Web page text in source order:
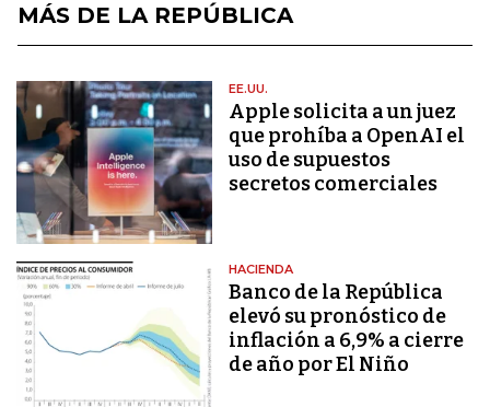
MÁS DE LA REPÚBLICA
EE.UU.
Apple solicita a un juez
que prohíba a OpenAI el
uso de supuestos
secretos comerciales
HACIENDA
Banco de la República
elevó su pronóstico de
inflación a 6,9% a cierre
de año por El Niño